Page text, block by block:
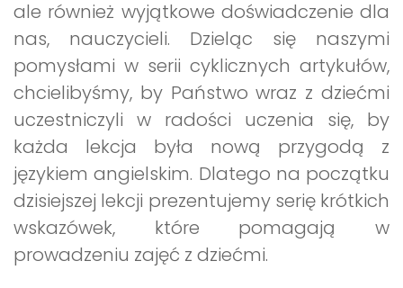
ale również wyjątkowe doświadczenie dla
nas, nauczycieli. Dzieląc się naszymi
pomysłami w serii cyklicznych artykułów,
chcielibyśmy, by Państwo wraz z dziećmi
uczestniczyli w radości uczenia się, by
każda lekcja była nową przygodą z
językiem angielskim. Dlatego na początku
dzisiejszej lekcji prezentujemy serię krótkich
wskazówek, które pomagają w
prowadzeniu zajęć z dziećmi.